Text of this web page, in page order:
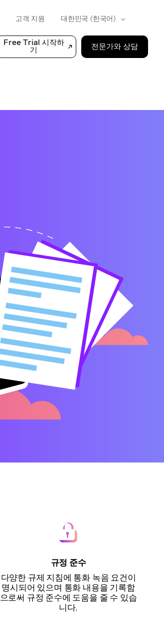
Free Trial 시작하
기
전문가와 상담
고객 지원
규정 준수
다양한 규제 지침에 통화 녹음 요건이
명시되어 있으며 통화 내용을 기록함
으로써 규정 준수에 도움을 줄 수 있습
니다.